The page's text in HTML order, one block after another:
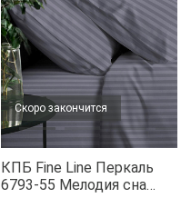
Скоро закончится
КПБ Fine Line Перкаль
6793-55 Мелодия сна